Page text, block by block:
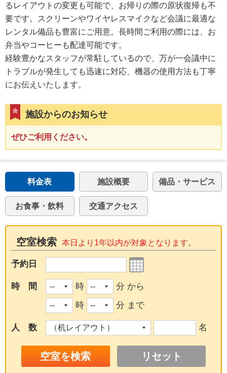
るレイアウトの変更も可能で、お帰りの際の原状復帰も不
要です。スクリーンやワイヤレスマイクなど会議に最適な
レンタル備品も豊富にご用意。長時間ご利用の際には、お
弁当やコーヒーも配達可能です。
経験豊かなスタッフが常駐しているので、万が一会議中に
トラブルが発生しても迅速に対応、機器の使用方法も丁寧
にお伝えいたします。
施設からのお知らせ
ぜひご利用ください。
料金表 施設概要 備品・サービス
お食事・飲料 交通アクセス
空室検索 本日より1年以内が対象となります。
予約日
時 間 時
分 から
時
分 まで
人 数 名
リセット